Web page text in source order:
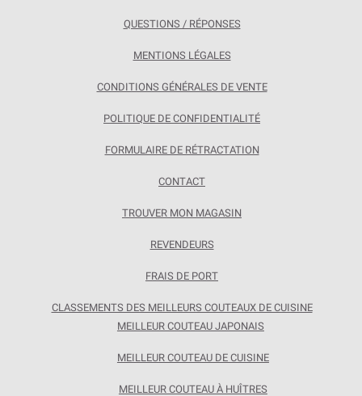
QUESTIONS / RÉPONSES
MENTIONS LÉGALES
CONDITIONS GÉNÉRALES DE VENTE
POLITIQUE DE CONFIDENTIALITÉ
FORMULAIRE DE RÉTRACTATION
CONTACT
TROUVER MON MAGASIN
REVENDEURS
FRAIS DE PORT
CLASSEMENTS DES MEILLEURS COUTEAUX DE CUISINE
MEILLEUR COUTEAU JAPONAIS
MEILLEUR COUTEAU DE CUISINE
MEILLEUR COUTEAU À HUÎTRES